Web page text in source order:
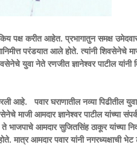
पक्ष करीत आहेत. प्रभागातुन समक्ष
परंडयात आले होते. त्यांनी शिवसेनेचे
युवा नेते रणजीत ज्ञानेश्वर पाटील
आहे. पवार घराणातील नव्या पिढीतील
माजी आमदार ज्ञानेश्वर पाटील यांच्या
भाजपाचे आमदार सुजितसिंह ठाकूर यांच्या
मात्र आमदार पवार यांनी नगरध्यक्षाची